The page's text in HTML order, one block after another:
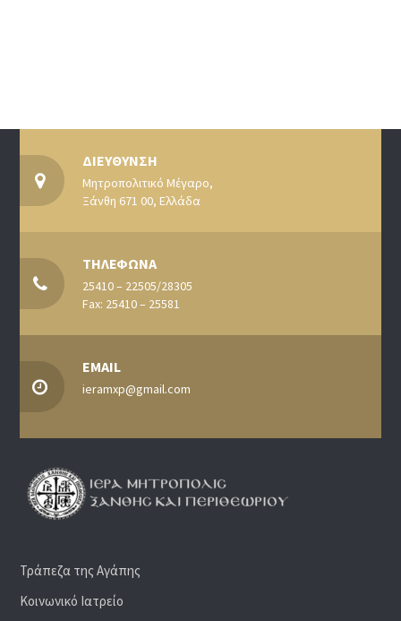
ΔΙΕΥΘΥΝΣΗ
Μητροπολιτικό Μέγαρο,
Ξάνθη 671 00, Ελλάδα
ΤΗΛΕΦΩΝΑ
25410 – 22505/28305
Fax: 25410 – 25581
EMAIL
ieramxp@gmail.com
Τράπεζα της Αγάπης
Κοινωνικό Ιατρείο